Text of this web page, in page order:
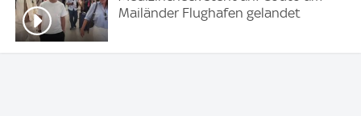
Mailänder Flughafen gelandet